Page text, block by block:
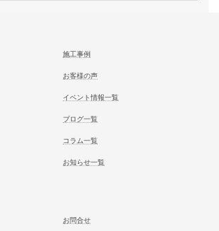
る！後悔しないためのポイント
験して頂いております